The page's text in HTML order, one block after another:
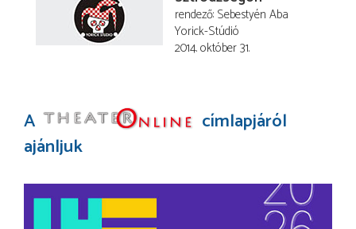
rendező Sebestyén Aba
Yorick-Stúdió
2014. október 31.
A
címlapjáról
ajánljuk